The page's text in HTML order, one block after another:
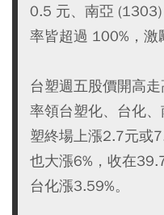
0.5 元、南亞
率皆超過 100%，激
台塑週五股價開高
率領台塑化、台化
塑終場上漲2.7元或
也大漲6%，收在
台化漲3.59%。